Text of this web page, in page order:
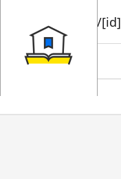
book/rent/[id]